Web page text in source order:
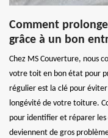
Comment
grâce à un bon
Chez MS Couverture, nous
votre toit en bon état pour
régulier est la clé pour
longévité de votre toiture.
pour identifier et réparer les
deviennent de gros